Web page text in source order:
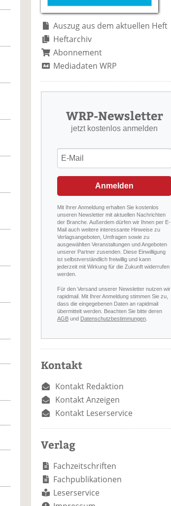
Auszug aus dem aktuellen Heft
Heftarchiv
Abonnement
Mediadaten WRP
WRP-Newsletter
jetzt kostenlos anmelden
Anmelden
Mit Ihrer Anmeldung erhalten Sie kostenlos
unseren Newsletter mit aktuellen Nachrichten
der Branche. Außerdem dürfen wir Ihnen per E-
Mail auch weitere interessante Hinweise zu
Verlagsangeboten, Umfragen sowie zu
ausgewählten Veranstaltungen und Angeboten
unserer Partner zusenden. Diese Einwilligung
ist selbstverständlich freiwillig und kann
jederzeit mit Wirkung für die Zukunft widerrufen
werden.
Für den Versand unserer Newsletter nutzen wir
rapidmail. Mit Ihrer Anmeldung stimmen Sie zu,
dass die eingegebenen Daten an rapidmail
übermittelt werden. Beachten Sie bitte deren
AGB und Datenschutzbestimmungen
Kontakt
Kontakt Redaktion
Kontakt Anzeigen
Kontakt Leserservice
Verlag
Fachzeitschriften
Fachpublikationen
Leserservice